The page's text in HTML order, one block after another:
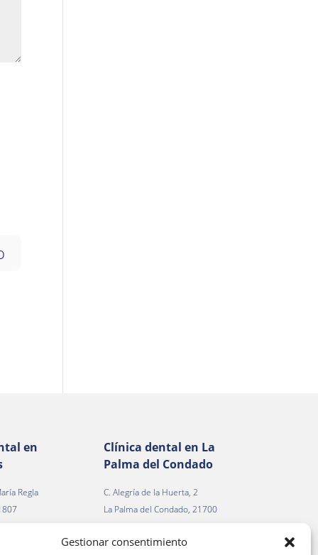
Gestionar consentimiento
en
Regla
Clínica dental en La
Palma del Condado
C. Alegría de la Huerta, 2
La Palma del Condado, 21700
Tfno.959 66 36 46